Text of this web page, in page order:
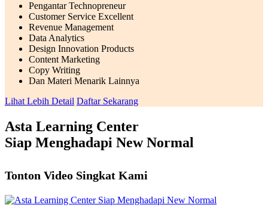
Pengantar Technopreneur
Customer Service Excellent
Revenue Management
Data Analytics
Design Innovation Products
Content Marketing
Copy Writing
Dan Materi Menarik Lainnya
Lihat Lebih Detail Daftar Sekarang
Asta Learning Center
Siap Menghadapi New Normal
Tonton Video Singkat Kami